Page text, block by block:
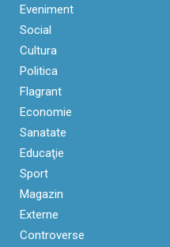
Eveniment
Social
Cultura
Politica
Flagrant
Economie
Sanatate
Educaţie
Sport
Magazin
Externe
Controverse